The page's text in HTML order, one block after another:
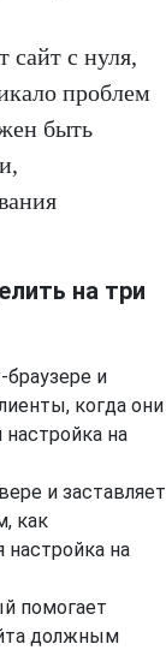
сайт с нуля,
проблем
быть
на три
и
когда они
настройка на
и заставляет
как
настройка на
помогает
должным